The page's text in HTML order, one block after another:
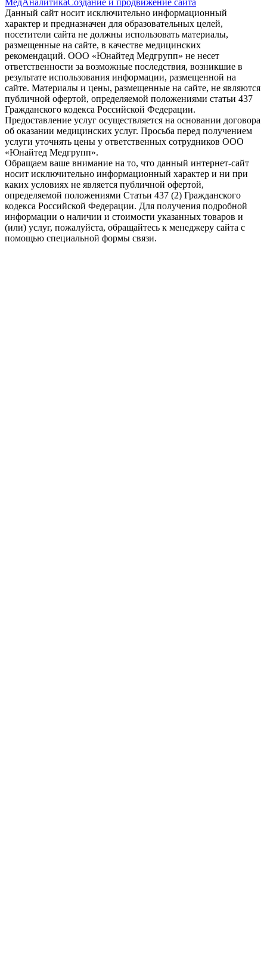
Данный сайт носит исключительно информационный
характер и предназначен для образовательных целей,
посетители сайта не должны использовать материалы,
размещенные на сайте, в качестве медицинских
рекомендаций. ООО «Юнайтед Медгрупп» не несет
ответственности за возможные последствия, возникшие в
результате использования информации, размещенной на
сайте. Материалы и цены, размещенные на сайте, не являются
публичной офертой, определяемой положениями статьи 437
Гражданского кодекса Российской Федерации.
Предоставление услуг осуществляется на основании договора
об оказании медицинских услуг. Просьба перед получением
услуги уточнять цены у ответственных сотрудников ООО
«Юнайтед Медгрупп».
Обращаем ваше внимание на то, что данный интернет-сайт
носит исключительно информационный характер и ни при
каких условиях не является публичной офертой,
определяемой положениями Статьи 437 (2) Гражданского
кодекса Российской Федерации. Для получения подробной
информации о наличии и стоимости указанных товаров и
(или) услуг, пожалуйста, обращайтесь к менеджеру сайта с
помощью специальной формы связи.